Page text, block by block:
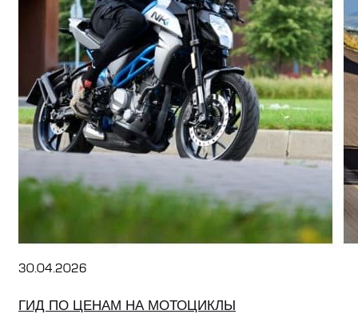
30.04.2026
ГИД ПО ЦЕНАМ НА МОТОЦИКЛЫ